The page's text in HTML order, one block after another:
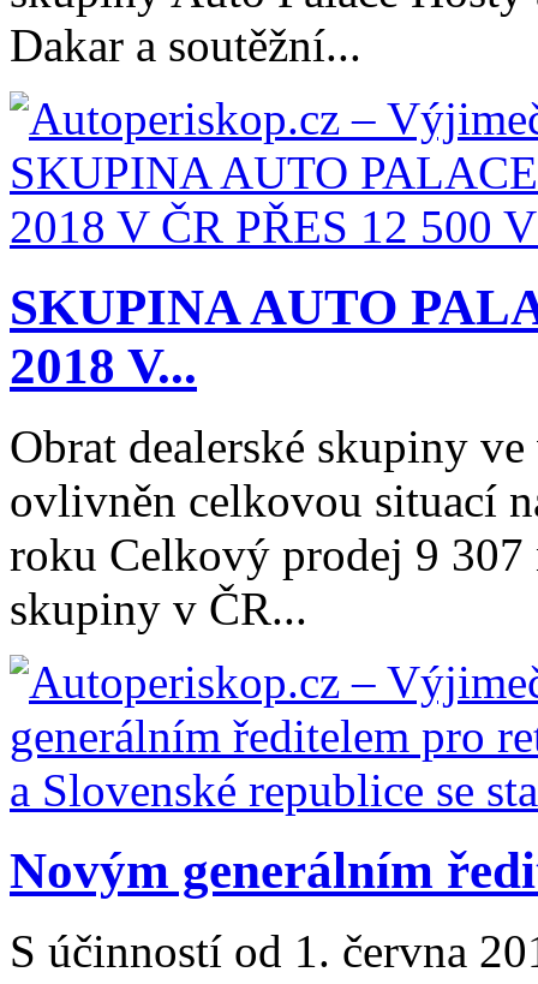
Dakar a soutěžní...
SKUPINA AUTO
2018 V...
Obrat dealerské skupiny
ovlivněn celkovou situací
roku Celkový prodej 9 307
skupiny v ČR...
Novým generálním
S účinností od 1. června